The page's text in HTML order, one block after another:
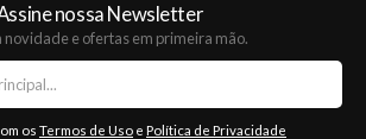
nossa Newsletter
novidade e ofertas em primeira mão.
os Termos de Uso e Política de Privacidade